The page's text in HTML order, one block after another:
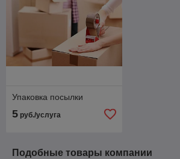
Упаковка посылки
5 руб./услуга
Подобные товары компании